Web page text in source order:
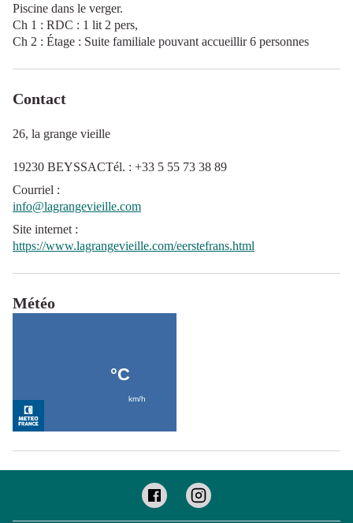
Piscine dans le verger.
Ch 1 : RDC : 1 lit 2 pers,
Ch 2 : Étage : Suite familiale pouvant accueillir 6 personnes
Contact
26, la grange vieille
19230 BEYSSACTél. : +33 5 55 73 38 89
Courriel :
info@lagrangevieille.com
Site internet :
https://www.lagrangevieille.com/eerstefrans.html
Météo